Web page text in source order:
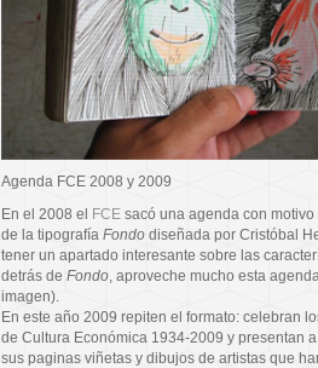
Agenda FCE 2008 y 2009
En el 2008 el FCE sacó una agenda con
de la tipografía Fondo diseñada por Cristóbal
tener un apartado interesante sobre las
detrás de Fondo , aproveche mucho esta
imagen).
En este año 2009 repiten el formato: celebran
de Cultura Económica 1934-2009 y presentan
sus paginas viñetas y dibujos de artistas que